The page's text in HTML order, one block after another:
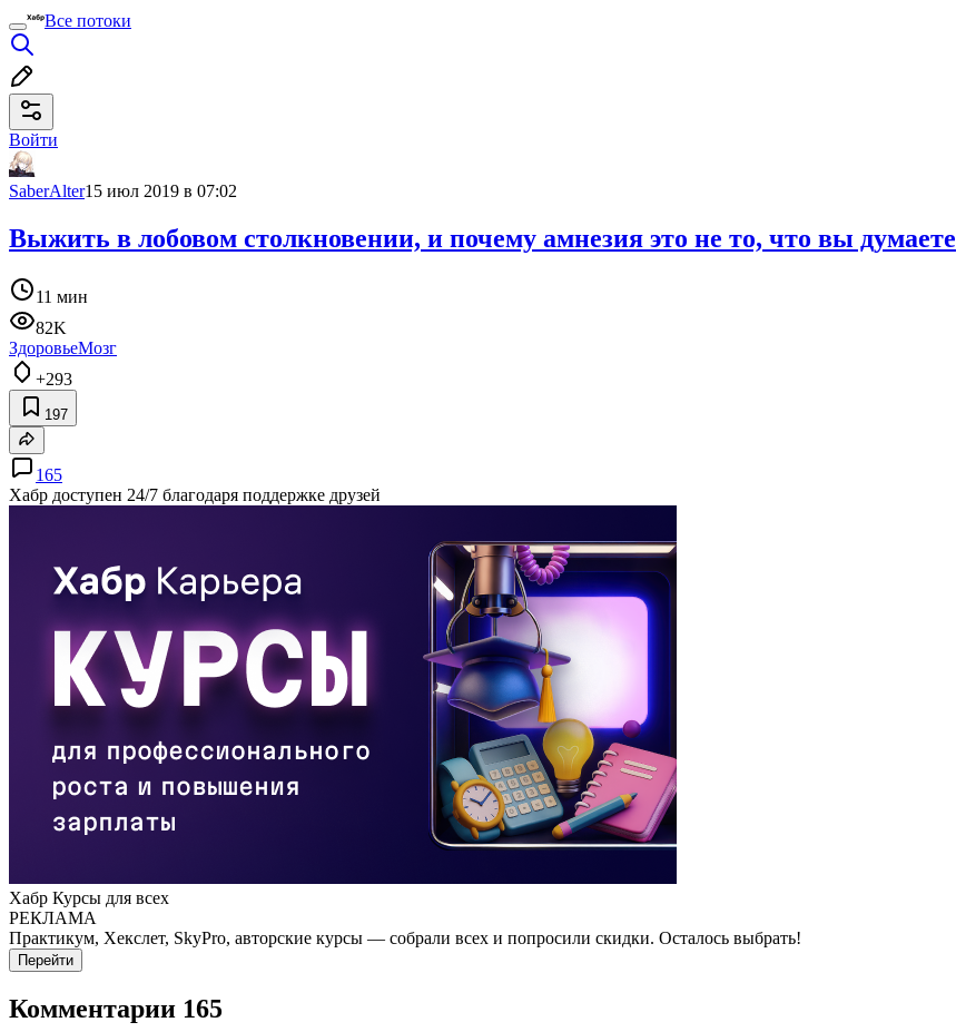
Все потоки
Войти
SaberAlter15 июл 2019 в 07:02
Выжить в лобовом столкновении, и почему амнезия это не то, что вы думаете
11 мин
82K
ЗдоровьеМозг
+293
197
165
Хабр доступен 24/7 благодаря поддержке друзей
Хабр Курсы для всех
РЕКЛАМА
Практикум, Хекслет, SkyPro, авторские курсы — собрали всех и попросили скидки. Осталось выбрать!
Перейти
Комментарии 165